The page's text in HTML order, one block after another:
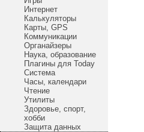
Интернет
Калькуляторы
Карты, GPS
Коммуникации
Органайзеры
Наука, образование
Плагины для Today
Система
Часы, календари
Чтение
Утилиты
Здоровье, спорт,
хобби
Защита данных